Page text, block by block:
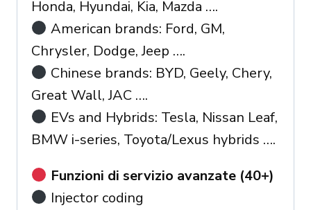
Honda, Hyundai, Kia, Mazda ….
American brands: Ford, GM,
Chrysler, Dodge, Jeep ….
Chinese brands: BYD, Geely, Chery,
Great Wall, JAC ….
EVs and Hybrids: Tesla, Nissan Leaf,
BMW i-series, Toyota/Lexus hybrids ….
Funzioni di servizio avanzate (40+)
Injector coding